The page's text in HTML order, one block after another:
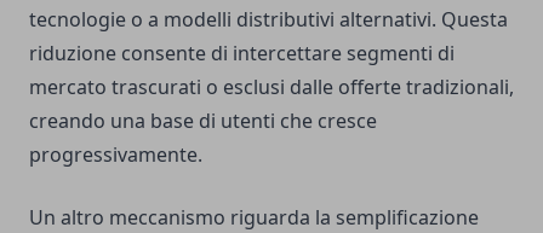
tecnologie o a modelli distributivi alternativi. Questa
riduzione consente di intercettare segmenti di
mercato trascurati o esclusi dalle offerte tradizionali,
creando una base di utenti che cresce
progressivamente.
Un altro meccanismo riguarda la semplificazione